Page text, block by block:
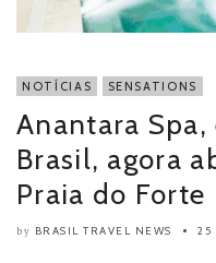
NOTÍCIAS SENSATIONS
Anantara
Brasil, agora
Praia do Forte
by BRASIL TRAVEL NEWS 25